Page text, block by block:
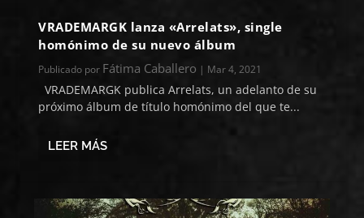
VRADEMARGK lanza «Arrelats», single
homónimo de su nuevo álbum
Publicado por Fátima Caballero | Mar 4, 2021
VRADEMARGK publica Arrelats, un adelanto de su
próximo álbum de título homónimo del que te...
LEER MÁS